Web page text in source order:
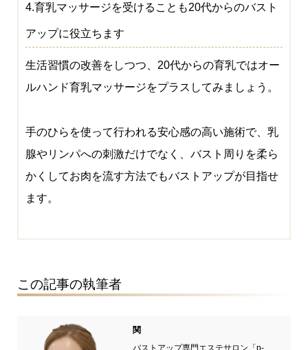
4.育乳マッサージを受けることも20代からのバスト
アップに役立ちます
生活習慣の改善をしつつ、20代からの育乳ではオー
ルハンド育乳マッサージをプラスしてみましょう。
手のひらを使って行われる安心感の高い施術で、乳
腺やリンパへの刺激だけでなく、バスト周りを柔ら
かくしてお肉を流す方法でもバストアップが目指せ
ます。
この記事の執筆者
関
バストアップ専門エステサロン「p-